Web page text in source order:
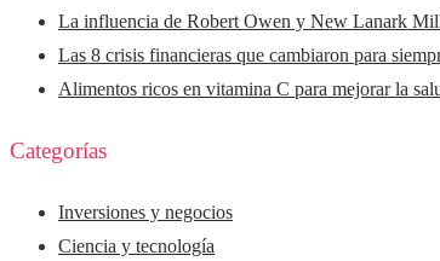
La influencia de Robert Owen y New Lanark
Las 8 crisis financieras que cambiaron para
Alimentos ricos en vitamina C para mejorar la
Categorías
Inversiones y negocios
Ciencia y tecnología